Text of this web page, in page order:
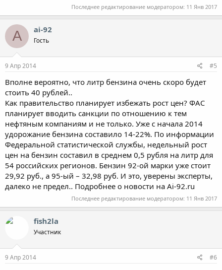
Последнее редактирование модератором: 11 Янв 2017
A ai-92
Гость
9 Апр 2014 #5
Вполне вероятно, что литр бензина очень скоро будет
стоить 40 рублей..
Как правительство планирует избежать рост цен? ФАС
планирует вводить санкции по отношению к тем
нефтяным компаниям и не только. Уже с начала 2014
удорожание бензина составило 14-22%. По информации
Федеральной статистической службы, недельный рост
цен на бензин составил в среднем 0,5 рубля на литр для
54 российских регионов. Бензин 92-ой марки уже стоит
29,92 руб., а 95-ый – 32,98 руб. И это, уверены эксперты,
далеко не предел.. Подробнее о новости на Ai-92.ru
Последнее редактирование модератором: 11 Янв 2017
fish2la
Участник
9 Апр 2014 #6